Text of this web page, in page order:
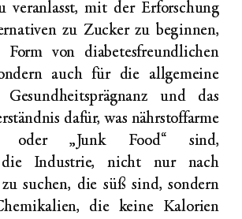
veranlasst, mit der Erforschung
zu Zucker zu beginnen,
von diabetesfreundlichen
auch für die allgemeine
Gesundheitsprägnanz und das
dafür, was nährstoffarme
oder „Junk Food“ sind,
die Industrie, nicht nur nach
suchen, die süß sind, sondern
die keine Kalorien